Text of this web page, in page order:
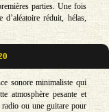
parties. Une fois
réduit, hélas,
sonore minimaliste qui
atmosphère pesante et
radio ou une guitare pour